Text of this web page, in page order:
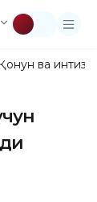
ва